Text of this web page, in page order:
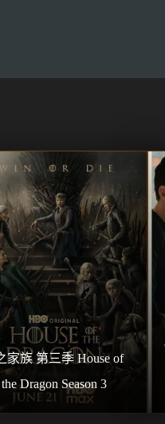
家族 第三季 House of
the Dragon Season 3